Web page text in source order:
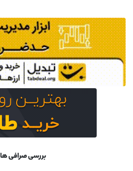
بررسی صرافی ها